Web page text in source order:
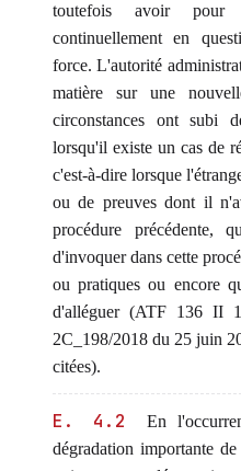
toutefois avoir pour
continuellement en
force. L'autorité
matière sur une
circonstances ont subi
lorsqu'il existe un cas de
c'est-à-dire lorsque
ou de preuves dont il
procédure précédente,
d'invoquer dans cette
ou pratiques ou encore
d'alléguer (ATF 136 II
2C_198/2018 du 25 juin
citées).
E. 4.2
En
dégradation importante